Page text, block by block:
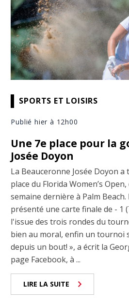
SPORTS ET LOISIRS
Publié hier à 12h00
Une 7e place pour la
Josée Doyon
La Beauceronne Josée Doyon a
place du Florida Women’s
semaine dernière à Palm Beach.
présenté une carte finale de - 1
l'issue des trois rondes du
bien au moral, enfin un tournoi
depuis un bout! », a écrit la
page Facebook, à ...
LIRE LA SUITE